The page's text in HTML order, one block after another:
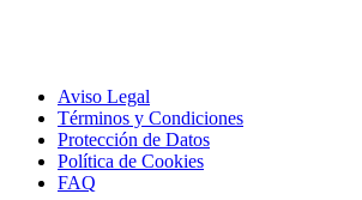
Aviso Legal
Términos y Condiciones
Protección de Datos
Política de Cookies
FAQ